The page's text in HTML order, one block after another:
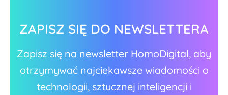
ZAPISZ SIĘ DO NEWSLETTERA
Zapisz się na newsletter HomoDigital, aby
otrzymywać najciekawsze wiadomości o
technologii, sztucznej inteligencji i